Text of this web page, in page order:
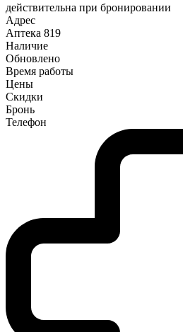
действительна при бронировании
Адрес
Аптека 819
Наличие
Обновлено
Время работы
Цены
Скидки
Бронь
Телефон